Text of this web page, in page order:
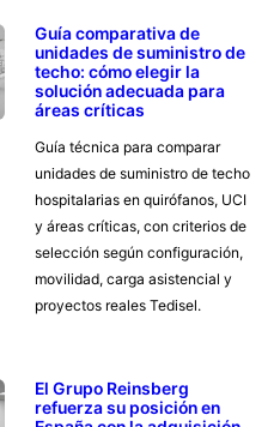
Guía comparativa de
unidades de suministro de
techo: cómo elegir la
solución adecuada para
áreas críticas
Guía técnica para comparar
unidades de suministro de techo
hospitalarias en quirófanos, UCI
y áreas críticas, con criterios de
selección según configuración,
movilidad, carga asistencial y
proyectos reales Tedisel.
El Grupo Reinsberg
refuerza su posición en